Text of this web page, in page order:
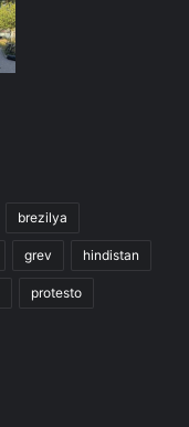
brezilya
grev hindistan
protesto